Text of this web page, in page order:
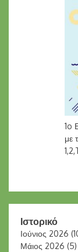
1o
με
Ιστορικό
Ιούνιος 2026
Μάιος 2026 (5)